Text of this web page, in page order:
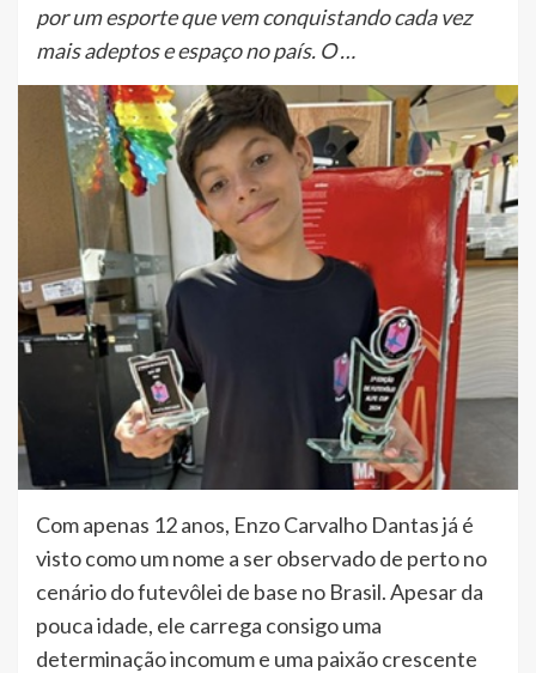
por um esporte que vem conquistando cada vez
mais adeptos e espaço no país. O …
Com apenas 12 anos, Enzo Carvalho Dantas já é
visto como um nome a ser observado de perto no
cenário do futevôlei de base no Brasil. Apesar da
pouca idade, ele carrega consigo uma
determinação incomum e uma paixão crescente